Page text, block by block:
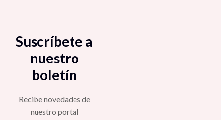
Suscríbete a
nuestro
boletín
Recibe novedades de
nuestro portal